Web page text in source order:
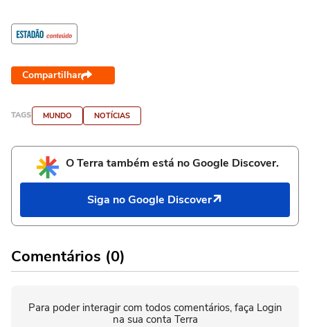
Compartilhar
TAGS MUNDO NOTÍCIAS
O Terra também está no Google Discover.
Siga no Google Discover
Comentários (0)
Para poder interagir com todos comentários, faça Login
na sua conta Terra